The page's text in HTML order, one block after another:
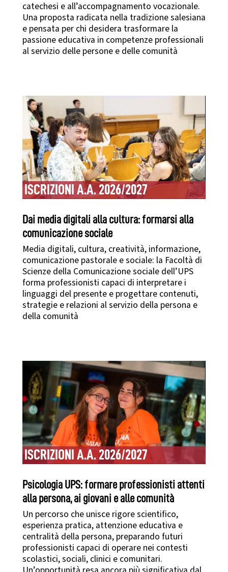
catechesi e all’accompagnamento vocazionale.
Una proposta radicata nella tradizione salesiana
e pensata per chi desidera trasformare la
passione educativa in competenze professionali
al servizio delle persone e delle comunità
ISCRIZIONI A.A. 2026/2027
Dai media digitali alla cultura: formarsi alla
comunicazione sociale
Media digitali, cultura, creatività, informazione,
comunicazione pastorale e sociale: la Facoltà di
Scienze della Comunicazione sociale dell’UPS
forma professionisti capaci di interpretare i
linguaggi del presente e progettare contenuti,
strategie e relazioni al servizio della persona e
della comunità
ISCRIZIONI A.A. 2026/2027
Psicologia UPS: formare professionisti attenti
alla persona, ai giovani e alle comunità
Un percorso che unisce rigore scientifico,
esperienza pratica, attenzione educativa e
centralità della persona, preparando futuri
professionisti capaci di operare nei contesti
scolastici, sociali, clinici e comunitari.